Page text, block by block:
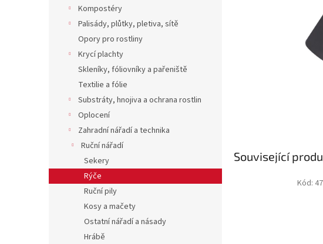
Kompostéry
Palisády, plůtky, pletiva, sítě
Opory pro rostliny
Krycí plachty
Skleníky, fóliovníky a pařeniště
Textilie a fólie
Substráty, hnojiva a ochrana rostlin
Oplocení
Zahradní nářadí a technika
Ruční nářadí
Sekery
Rýče
Ruční pily
Kosy a mačety
Ostatní nářadí a násady
Hrábě
Související
Kód: